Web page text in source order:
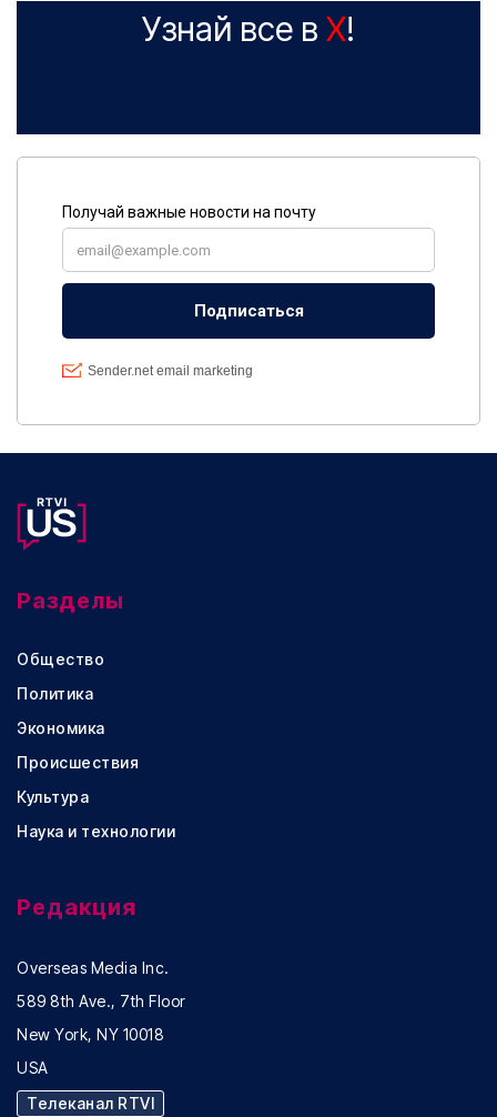
Узнай все в X!
Разделы
Общество
Политика
Экономика
Происшествия
Культура
Наука и технологии
Редакция
Overseas Media Inc.
589 8th Ave., 7th Floor
New York, NY 10018
USA
Телеканал RTVI